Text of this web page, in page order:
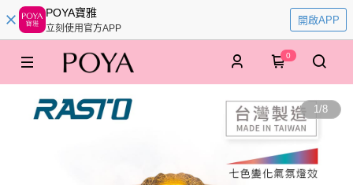
POYA寶雅
立刻使用官方APP
開啟APP
0
1/8